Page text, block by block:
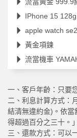
IPhone 15
apple watch
黃金項鍊
流當機車
一、客戶年齡：只要
二、利息計算方式：
結清無違約金)。依
得超過百分之三十。」
三、還款方式：可以